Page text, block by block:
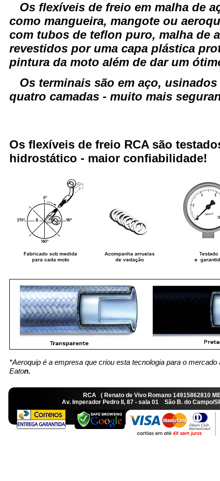
Os flexíveis de freio em malha de
como mangueira, mangote ou
com tubos de teflon puro, malha de
revestidos por uma capa plástica
pintura da moto além de dar um
Os terminais são em aço, usinados
quatro camadas - muito mais
Os flexíveis de freio RCA são
hidrostático - maior confiabilidade!
*Aeroquip é a empresa que criou esta tecnologia para o
Eaton.
RCA ( Renato de Vivo Romano
Av. Imperador Pedro II, 87 - sala 01 São B. do